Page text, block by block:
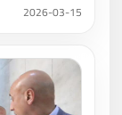
2026-03-15